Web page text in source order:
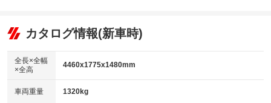
リフトアップ
：装備なし
：装備なし
パワーウィンドウ
アイドリングストップ
：装備あり
ビジュアル：-／DVD再生
：装備あり
アルミホイール：17インチ
：装備あり
カタログ情報(新車時)
全長×全幅
×全高
4460x1775x1480mm
車両重量 1320kg